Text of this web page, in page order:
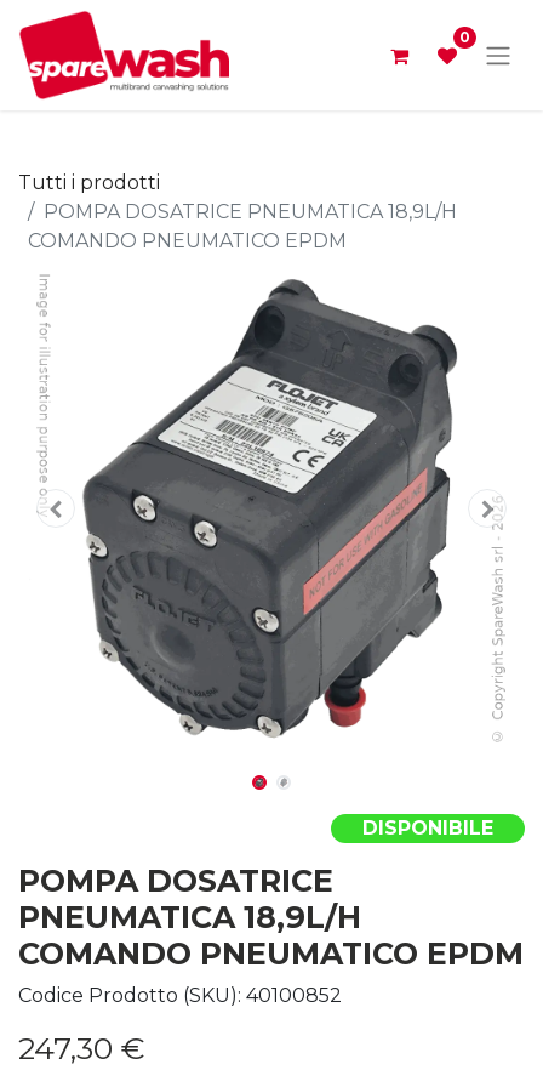
0
Tutti i prodotti
POMPA DOSATRICE PNEUMATICA 18,9L/H
COMANDO PNEUMATICO EPDM
DISPONIBILE
POMPA DOSATRICE
PNEUMATICA 18,9L/H
COMANDO PNEUMATICO EPDM
Codice Prodotto (SKU): 40100852
247,30 €